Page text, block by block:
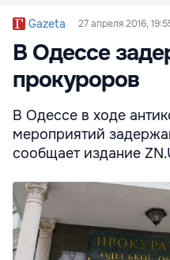
Gazeta 27 апреля 2016,
В Одессе
прокуроров
В Одессе в ходе
мероприятий
сообщает издание